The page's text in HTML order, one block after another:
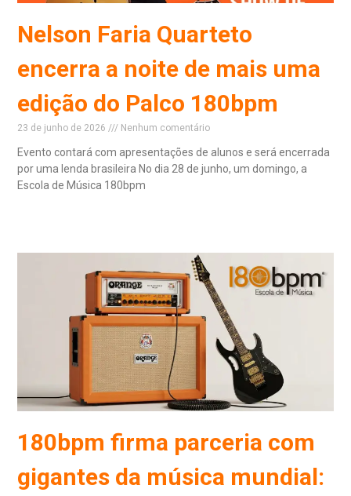
Nelson Faria Quarteto
encerra a noite de mais uma
edição do Palco 180bpm
23 de junho de 2026 Nenhum comentário
Evento contará com apresentações de alunos e será encerrada
por uma lenda brasileira No dia 28 de junho, um domingo, a
Escola de Música 180bpm
180bpm firma parceria com
gigantes da música mundial: